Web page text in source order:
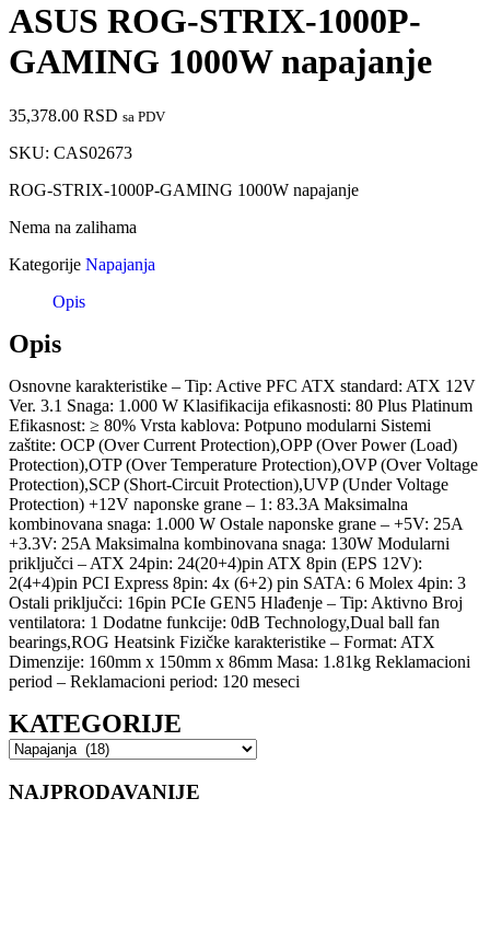
ASUS ROG-STRIX-1000P-
GAMING 1000W napajanje
35,378.00 RSD sa PDV
SKU: CAS02673
ROG-STRIX-1000P-GAMING 1000W napajanje
Nema na zalihama
Kategorije Napajanja
Opis
Opis
Osnovne karakteristike – Tip: Active PFC ATX standard: ATX 12V
Ver. 3.1 Snaga: 1.000 W Klasifikacija efikasnosti: 80 Plus Platinum
Efikasnost: ≥ 80% Vrsta kablova: Potpuno modularni Sistemi
zaštite: OCP (Over Current Protection),OPP (Over Power (Load)
Protection),OTP (Over Temperature Protection),OVP (Over Voltage
Protection),SCP (Short-Circuit Protection),UVP (Under Voltage
Protection) +12V naponske grane – 1: 83.3A Maksimalna
kombinovana snaga: 1.000 W Ostale naponske grane – +5V: 25A
+3.3V: 25A Maksimalna kombinovana snaga: 130W Modularni
priključci – ATX 24pin: 24(20+4)pin ATX 8pin (EPS 12V):
2(4+4)pin PCI Express 8pin: 4x (6+2) pin SATA: 6 Molex 4pin: 3
Ostali priključci: 16pin PCIe GEN5 Hlađenje – Tip: Aktivno Broj
ventilatora: 1 Dodatne funkcije: 0dB Technology,Dual ball fan
bearings,ROG Heatsink Fizičke karakteristike – Format: ATX
Dimenzije: 160mm x 150mm x 86mm Masa: 1.81kg Reklamacioni
period – Reklamacioni period: 120 meseci
KATEGORIJE
NAJPRODAVANIJE